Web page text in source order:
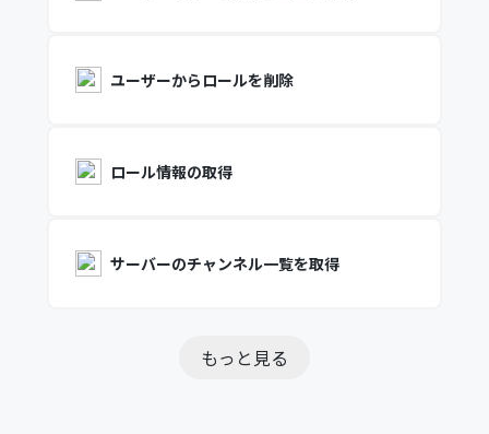
ユーザーからロールを削除
ロール情報の取得
サーバーのチャンネル一覧を取得
もっと見る